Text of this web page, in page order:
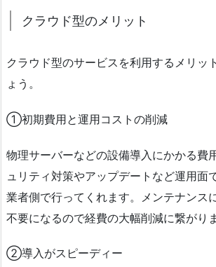
クラウド型のメリット
クラウド型のサービスを利用するメリッ
ょう。
①初期費用と運用コストの削減
物理サーバーなどの設備導入にかかる費
ュリティ対策やアップデートなど運用面
業者側で行ってくれます。メンテナンス
不要になるので経費の大幅削減に繋がりま
②導入がスピーディー